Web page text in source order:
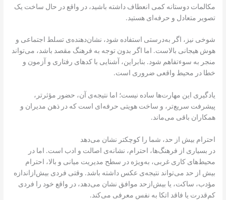
مکالمات دوستانه کمی انعطاف داشته باشید، در واقع در حال ساخت یک
تصویر متعادل و حرفه‌ای هستید.
شوخی نیز، اگر به‌درستی استفاده شود، نشان‌دهنده‌ی تسلط اجتماعی و
هوش هیجانی بالاست. اما اگر بدون توجه به فرهنگ مقصد باشد، می‌تواند
منجر به سوءتفاهم شود. بنابراین، آشنایی با کدهای رفتاری و آزمون و
خطا در محیط واقعی ضروری است.
یادگیری این مهارت‌ها ساده نیست؛ اما نتیجه‌ی آن، حضور مؤثرتر،
پیشرفت سریع‌تر، و ساخت هویتی حرفه‌ای است که در ذهن مدیران و
همکاران باقی می‌ماند.
احترام بیش از حد، شما را کوچکتر نشان می‌دهد
در بسیاری از فرهنگ‌ها، احترام، نشانه‌ی اصالت و ادب است. اما در
محیط‌های کاری غربی، به‌ویژه در سطح مدیریت میانی و بالا، احترام
بیش از حد می‌تواند نتیجه‌ی عکس داشته باشد. وقتی فردی بیش‌ازاندازه
مؤدب، ساکت، یا بیش‌ازحد موافق نشان می‌دهد، در واقع خود را فردی
کم‌قدرت یا فاقد اتکا به نفس معرفی می‌کند.